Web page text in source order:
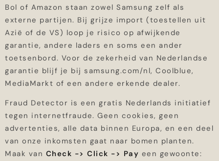
Bol of Amazon staan zowel Samsung zelf als
externe partijen. Bij grijze import (toestellen uit
Azië of de VS) loop je risico op afwijkende
garantie, andere laders en soms een ander
toetsenbord. Voor de zekerheid van Nederlandse
garantie blijf je bij samsung.com/nl, Coolblue,
MediaMarkt of een andere erkende dealer.
Fraud Detector is een gratis Nederlands initiatief
tegen internetfraude. Geen cookies, geen
advertenties, alle data binnen Europa, en een deel
van onze inkomsten gaat naar bomen planten.
Maak van Check -> Click -> Pay een gewoonte: